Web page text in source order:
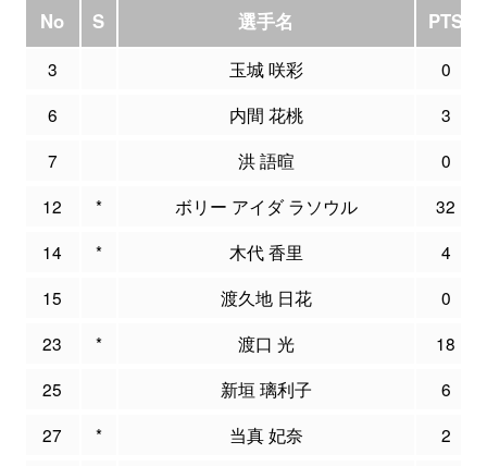
No S 選手名 PTS
3 玉城 咲彩
0
6
内間 花桃
3
7
洪 語暄
0
12
* ボリー アイダ ラソウル
32
14
* 木代 香里
4
15
渡久地 日花
0
23
* 渡口 光
18
25
新垣 璃利子
6
27
* 当真 妃奈
2